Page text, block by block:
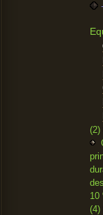
(2)
10
(4)